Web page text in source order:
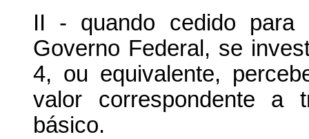
II - quando cedido para
Governo Federal, se
4, ou equivalente,
valor correspondente a
básico.